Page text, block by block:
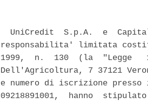
UniCredit  S.p.A.  e
responsabilita' limitata
1999,  n.  130  (la  "Legge
Dell'Agricoltura, 7 37121
e numero di iscrizione
09218891001,  hanno